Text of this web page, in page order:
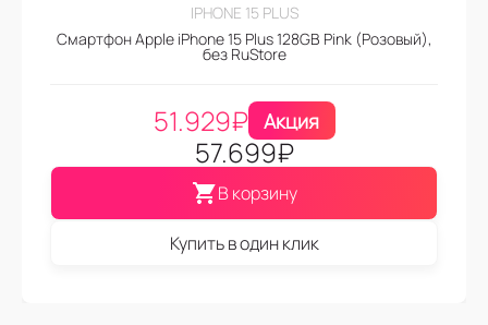
IPHONE 15 PLUS
Смартфон Apple iPhone 15 Plus 128GB Pink (Розовый),
без RuStore
51.929₽ Акция
57.699₽
В корзину
Купить в один клик